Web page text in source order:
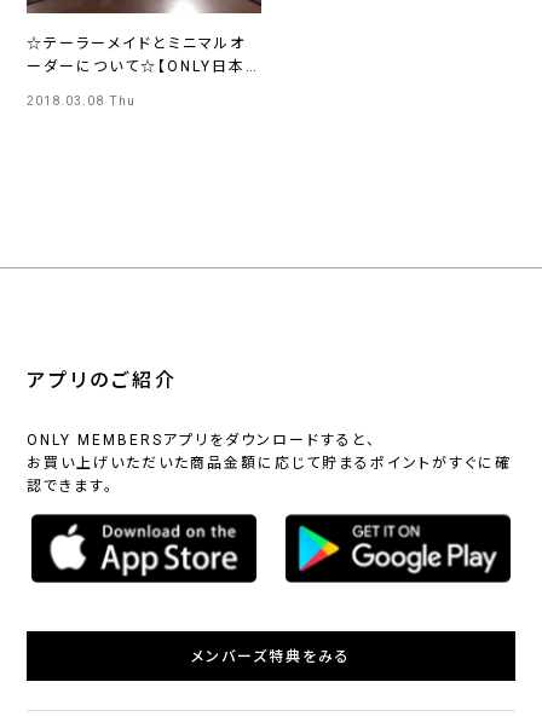
☆テーラーメイドとミニマルオ
ーダーについて☆【ONLY日本
2018.03.08 Thu
アプリのご紹介
ONLY MEMBERSアプリをダウンロードすると、
お買い上げいただいた商品金額に応じて貯まるポイントがすぐに確
認できます。
メンバーズ特典をみる